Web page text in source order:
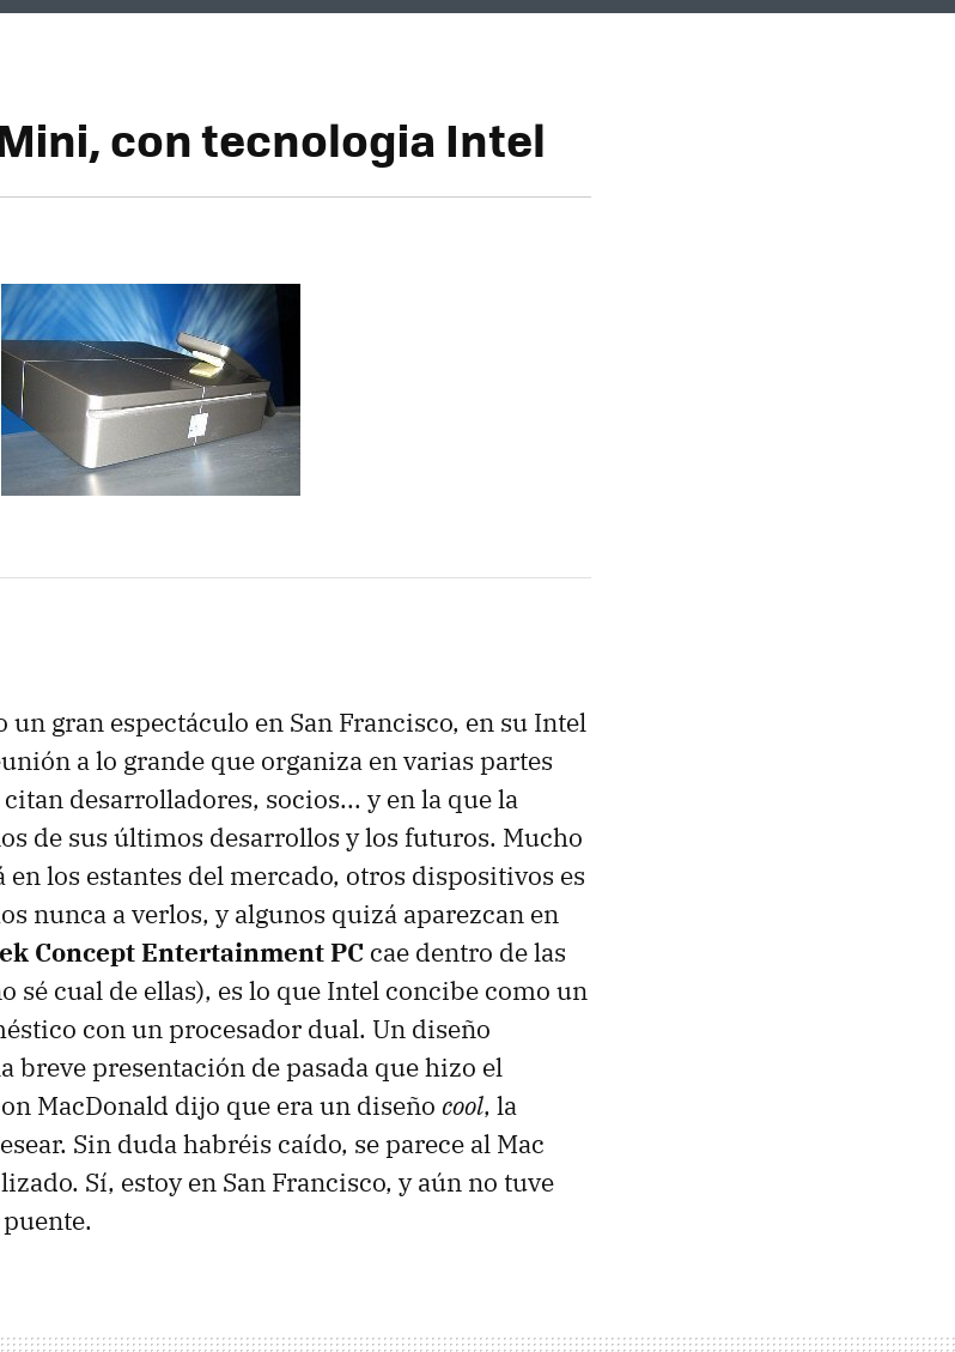
con tecnologia Intel
gran espectáculo en San Francisco, en su Intel
a lo grande que organiza en varias partes
desarrolladores, socios... y en la que la
de sus últimos desarrollos y los futuros. Mucho
en los estantes del mercado, otros dispositivos es
nunca a verlos, y algunos quizá aparezcan en
Concept Entertainment PC cae dentro de las
sé cual de ellas), es lo que Intel concibe como un
con un procesador dual. Un diseño
breve presentación de pasada que hizo el
MacDonald dijo que era un diseño cool, la
Sin duda habréis caído, se parece al Mac
Sí, estoy en San Francisco, y aún no tuve